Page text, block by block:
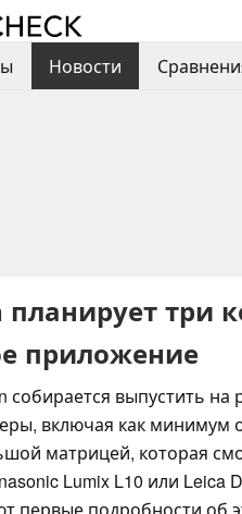
Новости
планирует три
приложение
выпустить на
включая как минимум
матрицей, которая
Lumix L10 или Leica